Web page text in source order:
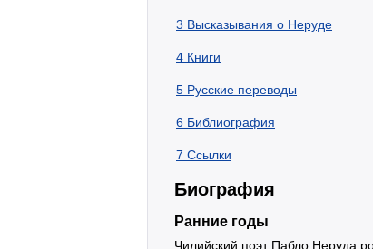
3 Высказывания о Неруде
4 Книги
5 Русские переводы
6 Библиография
7 Ссылки
Биография
Ранние годы
Чилийский поэт Пабло Неруда